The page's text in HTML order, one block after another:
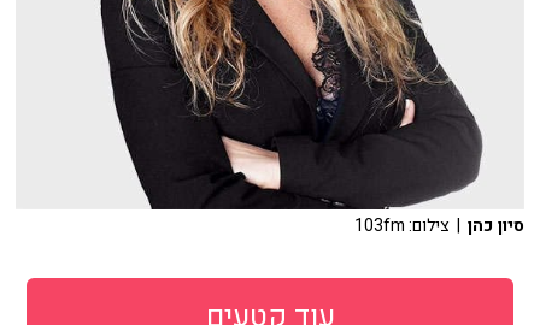
סיון כהן | צילום: 103fm
עוד קטעים